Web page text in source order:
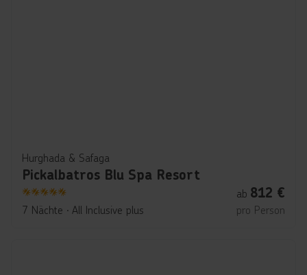
Hurghada & Safaga
Pickalbatros Blu Spa Resort
5
7 Nächte ∙ All Inclusive plus
ab 812 €
pro Person